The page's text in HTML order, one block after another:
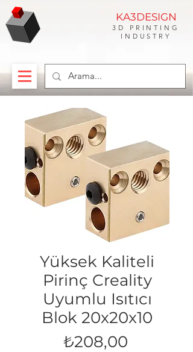
KA3DESIGN
3D PRINTING
INDUSTRY
Yüksek Kaliteli
Pirinç Creality
Uyumlu Isıtıcı
Blok 20x20x10
₺208,00